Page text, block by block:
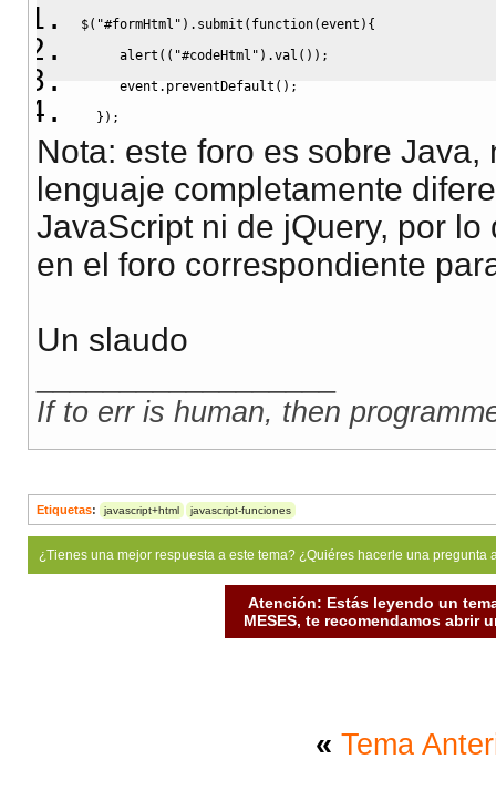
$( "#formHtml" ) . submit ( function(event ) {
alert ( ( "#codeHtml" ) .val ( ) ) ;
event. preventDefault ( ) ;
} ) ;
Nota: este foro es sobre
lenguaje completamente
JavaScript ni de jQuery, por
en el foro correspondiente
Un slaudo
If to err is human, then
Etiquetas: javascript+html javascript-funciones
¿Tienes una mejor respuesta a este tema? ¿Quiéres hacerle una
Atención: Estás leyendo un
MESES, te recomendamos abrir
« Tema